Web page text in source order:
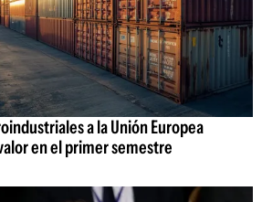
a la Unión Europea
en el primer semestre